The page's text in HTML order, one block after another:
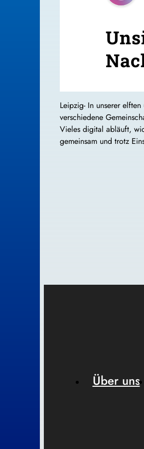
Leipzig- In unserer
verschiedene
Vieles digital abläuft,
gemeinsam und trotz
Über uns